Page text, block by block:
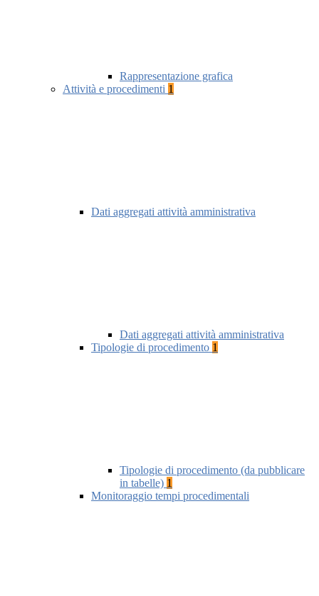
Rappresentazione grafica
Attività e procedimenti 1
Dati aggregati attività amministrativa
Dati aggregati attività amministrativa
Tipologie di procedimento 1
Tipologie di procedimento (da pubblicare
in tabelle) 1
Monitoraggio tempi procedimentali